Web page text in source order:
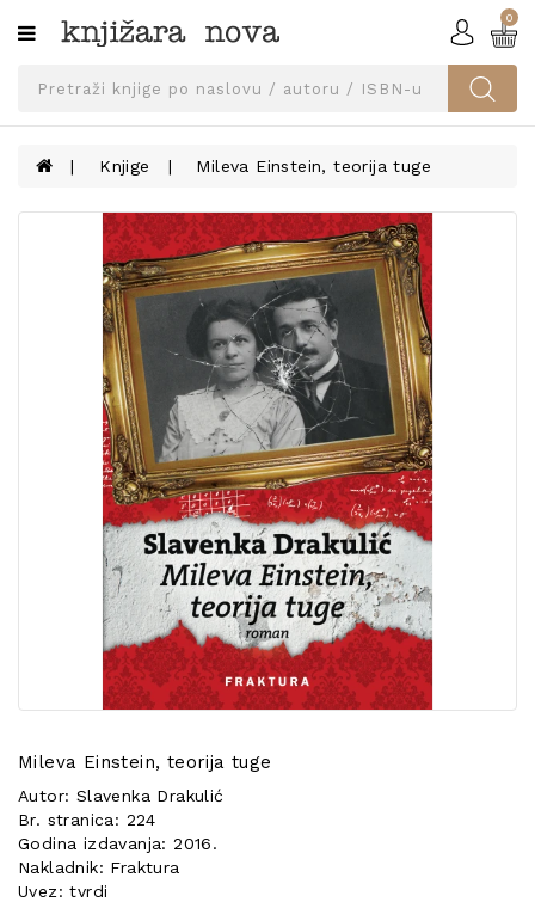
Kategorije
SVEUČILIŠNA
UDŽBENICI
KNJIGE
PRIBOR
UDŽBENIKE!
POSEBNA
0
Knjige Mileva Einstein, teorija tuge
Mileva Einstein, teorija tuge
Autor: Slavenka Drakulić
Br. stranica: 224
Godina izdavanja: 2016.
Nakladnik: Fraktura
Uvez: tvrdi